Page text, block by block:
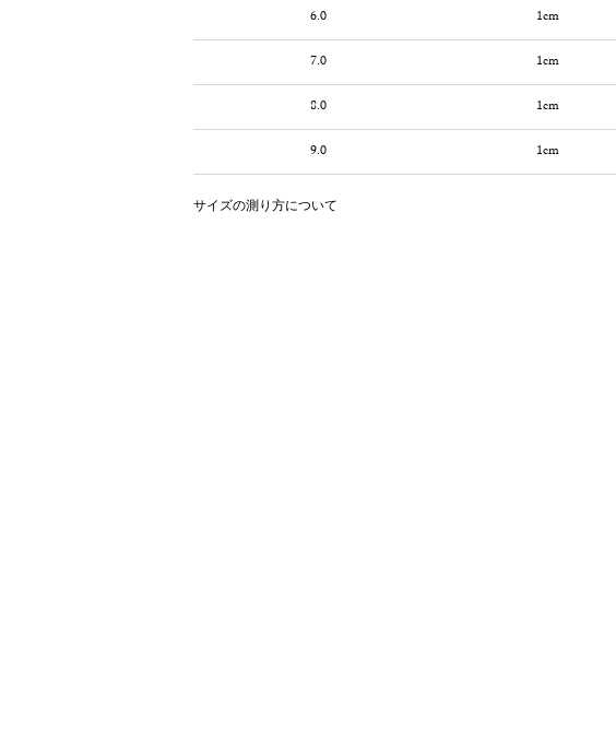
6.0 1cm
7.0 1cm
8.0 1cm
9.0 1cm
サイズの測り方について